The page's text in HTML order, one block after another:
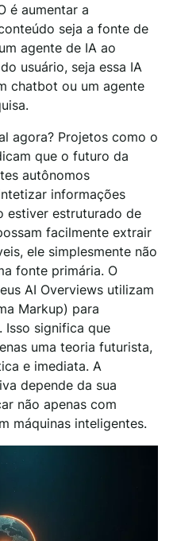
é aumentar a
seja a fonte de
agente de IA ao
usuário, seja essa IA
chatbot ou um agente
agora? Projetos como o
que o futuro da
autônomos
informações
estiver estruturado de
facilmente extrair
ele simplesmente não
fonte primária. O
AI Overviews utilizam
Markup) para
Isso significa que
uma teoria futurista,
e imediata. A
depende da sua
não apenas com
máquinas inteligentes.